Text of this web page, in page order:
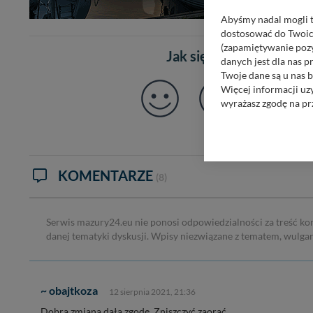
Jak się czujesz po
KOMENTARZE (8)
Serwis mazury24.eu nie ponosi odpowiedzialności za treść
danej tematyki dyskusji. Wpisy niezwiązane z tematem,
~ obajtkoza 12 sierpnia 2021, 21:36
Abyśmy nadal mogli
dostosować do
(zapamiętywanie
danych jest dla nas
Twoje dane są u nas
Więcej informacji
wyrażasz zgodę na
Wyjątkiem jest
Administratorem
W każdej chwili
informacji zawartych